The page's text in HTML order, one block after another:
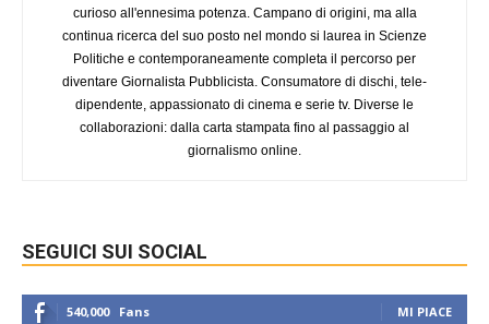
curioso all'ennesima potenza. Campano di origini, ma alla
continua ricerca del suo posto nel mondo si laurea in Scienze
Politiche e contemporaneamente completa il percorso per
diventare Giornalista Pubblicista. Consumatore di dischi, tele-
dipendente, appassionato di cinema e serie tv. Diverse le
collaborazioni: dalla carta stampata fino al passaggio al
giornalismo online.
SEGUICI SUI SOCIAL
540,000 Fans MI PIACE